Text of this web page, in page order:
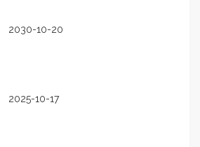
2030-10-20
2025-10-17